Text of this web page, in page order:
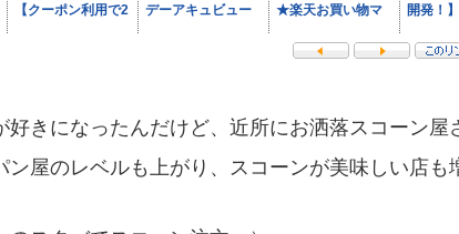
好きになったんだけど、近所にお洒落スコーン屋
ン屋のレベルも上がり、スコーンが美味しい店も